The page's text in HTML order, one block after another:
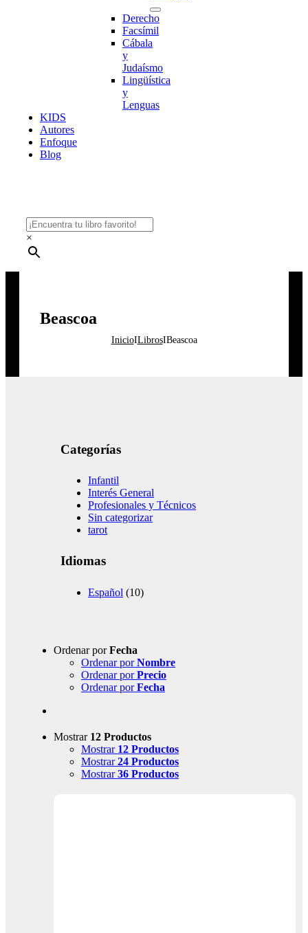
Derecho
Facsímil
Cábala
y
Judaísmo
Lingüística
y
Lenguas
KIDS
Autores
Enfoque
Blog
×
Beascoa
InicioILibrosIBeascoa
Categorías
Infantil
Interés General
Profesionales y Técnicos
Sin categorizar
tarot
Idiomas
Español (10)
Ordenar porFecha
Ordenar porNombre
Ordenar porPrecio
Ordenar porFecha
Mostrar 12 Productos
Mostrar 12 Productos
Mostrar24 Productos
Mostrar36 Productos